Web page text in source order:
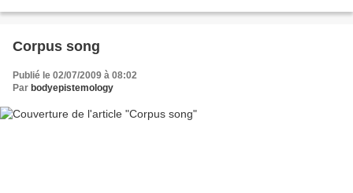
Corpus song
Publié le 02/07/2009 à 08:02
Par bodyepistemology